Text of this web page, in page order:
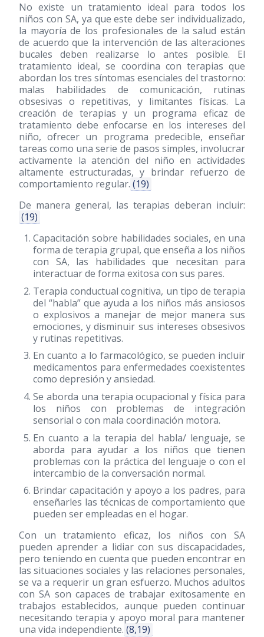
No existe un tratamiento ideal para todos los
niños con SA, ya que este debe ser individualizado,
la mayoría de los profesionales de la salud están
de acuerdo que la intervención de las alteraciones
bucales deben realizarse lo antes posible. El
tratamiento ideal, se coordina con terapias que
abordan los tres síntomas esenciales del trastorno:
malas habilidades de comunicación, rutinas
obsesivas o repetitivas, y limitantes físicas. La
creación de terapias y un programa eficaz de
tratamiento debe enfocarse en los intereses del
niño, ofrecer un programa predecible, enseñar
tareas como una serie de pasos simples, involucrar
activamente la atención del niño en actividades
altamente estructuradas, y brindar refuerzo de
comportamiento regular. (19)
De manera general, las terapias deberan incluir:
(19)
Capacitación sobre habilidades sociales, en una
forma de terapia grupal, que enseña a los niños
con SA, las habilidades que necesitan para
interactuar de forma exitosa con sus pares.
Terapia conductual cognitiva, un tipo de terapia
del “habla” que ayuda a los niños más ansiosos
o explosivos a manejar de mejor manera sus
emociones, y disminuir sus intereses obsesivos
y rutinas repetitivas.
En cuanto a lo farmacológico, se pueden incluir
medicamentos para enfermedades coexistentes
como depresión y ansiedad.
Se aborda una terapia ocupacional y física para
los niños con problemas de integración
sensorial o con mala coordinación motora.
En cuanto a la terapia del habla/ lenguaje, se
aborda para ayudar a los niños que tienen
problemas con la práctica del lenguaje o con el
intercambio de la conversación normal.
Brindar capacitación y apoyo a los padres, para
enseñarles las técnicas de comportamiento que
pueden ser empleadas en el hogar.
Con un tratamiento eficaz, los niños con SA
pueden aprender a lidiar con sus discapacidades,
pero teniendo en cuenta que pueden encontrar en
las situaciones sociales y las relaciones personales,
se va a requerir un gran esfuerzo. Muchos adultos
con SA son capaces de trabajar exitosamente en
trabajos establecidos, aunque pueden continuar
necesitando terapia y apoyo moral para mantener
una vida independiente. (8,19)